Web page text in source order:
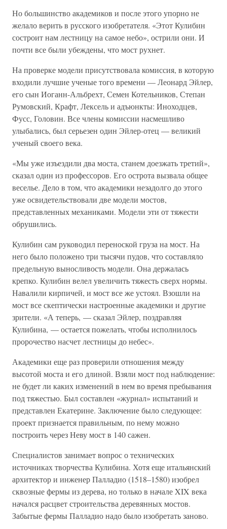
Но большинство академиков и после этого упорно не
желало верить в русского изобретателя. «Этот Кулибин
состроит нам лестницу на самое небо», острили они. И
почти все были убеждены, что мост рухнет.
На проверке модели присутствовала комиссия, в которую
входили лучшие ученые того времени — Леонард Эйлер,
его сын Иоганн-Альбрехт, Семен Котельников, Степан
Румовский, Крафт, Лексель и адъюнкты: Иноходцев,
Фусс, Головин. Все члены комиссии насмешливо
улыбались, был серьезен один Эйлер-отец — великий
ученый своего века.
«Мы уже изъездили два моста, станем доезжать третий»,
сказал один из профессоров. Его острота вызвала общее
веселье. Дело в том, что академики незадолго до этого
уже освидетельствовали две модели мостов,
представленных механиками. Модели эти от тяжести
обрушились.
Кулибин сам руководил переноской груза на мост. На
него было положено три тысячи пудов, что составляло
предельную выносливость модели. Она держалась
крепко. Кулибин велел увеличить тяжесть сверх нормы.
Навалили кирпичей, и мост все же устоял. Взошли на
мост все скептически настроенные академики и другие
зрители. «А теперь, — сказал Эйлер, поздравляя
Кулибина, — остается пожелать, чтобы исполнилось
пророчество насчет лестницы до небес».
Академики еще раз проверили отношения между
высотой моста и его длиной. Взяли мост под наблюдение:
не будет ли каких изменений в нем во время пребывания
под тяжестью. Был составлен «журнал» испытаний и
представлен Екатерине. Заключение было следующее:
проект признается правильным, по нему можно
построить через Неву мост в 140 сажен.
Специалистов занимает вопрос о технических
источниках творчества Кулибина. Хотя еще итальянский
архитектор и инженер Палладио (1518–1580) изобрел
сквозные фермы из дерева, но только в начале XIX века
начался расцвет строительства деревянных мостов.
Забытые фермы Палладио надо было изобретать заново.